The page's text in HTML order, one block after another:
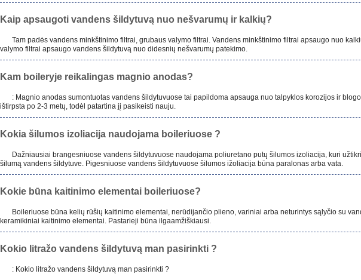
Kaip apsaugoti vandens šildytuvą nuo nešvarumų ir kalkių?
Tam padės vandens minkštinimo filtrai, grubaus valymo filtrai. Vandens minkštinimo filtrai apsaugo nuo
valymo filtrai apsaugo vandens šildytuvą nuo didesnių nešvarumų patekimo.
Kam boileryje reikalingas magnio anodas?
: Magnio anodas sumontuotas vandens šildytuvuose tai papildoma apsauga nuo talpyklos korozijos ir
ištirpsta po 2-3 metų, todėl patartina jį pasikeisti nauju.
Kokia šilumos izoliacija naudojama boileriuose ?
Dažniausiai brangesniuose vandens šildytuvuose naudojama poliuretano putų šilumos izoliacija, kuri
šilumą vandens šildytuve. Pigesniuose vandens šildytuvuose šilumos ižoliacija būna paralonas arba vata.
Kokie būna kaitinimo elementai boileriuose?
Boileriuose būna kelių rūšių kaitinimo elementai, nerūdijančio plieno, variniai arba neturintys sąlyčio su
keramikiniai kaitinimo elementai. Pastarieji būna ilgaamžiškiausi.
Kokio litražo vandens šildytuvą man pasirinkti ?
: Kokio litražo vandens šildytuvą man pasirinkti ?